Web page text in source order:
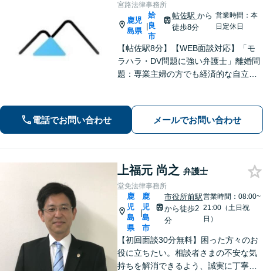
宮路法律事務所
鹿児
島県
|
姶
良
市
帖佐駅 から
徒歩8分
営業時間：本
日定休日
【帖佐駅8分】【WEB面談対応】「モ
ラハラ・DV問題に強い弁護士」離婚問
題：専業主婦の方でも経済的な自立に
の返済に追われる自転車操業状態の方
もご相談ください」【休日・夜間相談
電話でお問い合わせ メールでお問い合わせ
上福元 尚之 弁護士
堂免法律事務所
鹿
児
島
県
|
鹿
児
島
市
市役所前駅
から徒歩2
分
営業時間：08:00~
21:00（土日祝
日）
【初回面談30分無料】困った方々のお
役に立ちたい。相談者さまの不安な気
持ちを解消できるよう、誠実に丁寧に